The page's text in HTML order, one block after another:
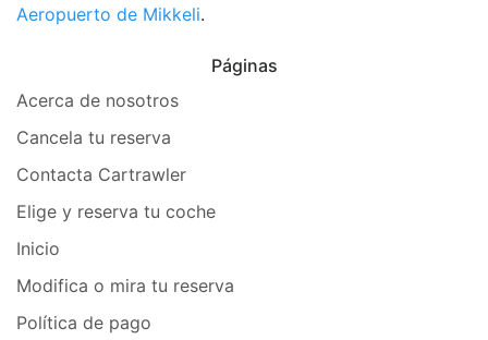
Aeropuerto de Mikkeli.
Páginas
Acerca de nosotros
Cancela tu reserva
Contacta Cartrawler
Elige y reserva tu coche
Inicio
Modifica o mira tu reserva
Política de pago